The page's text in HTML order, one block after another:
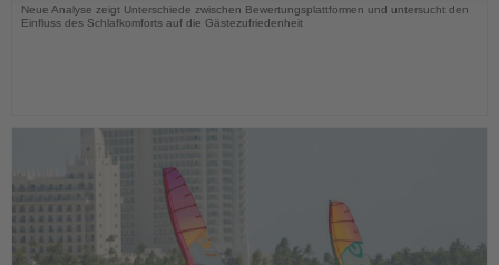
Neue Analyse zeigt Unterschiede zwischen Bewertungsplattformen und untersucht den
Einfluss des Schlafkomforts auf die Gästezufriedenheit